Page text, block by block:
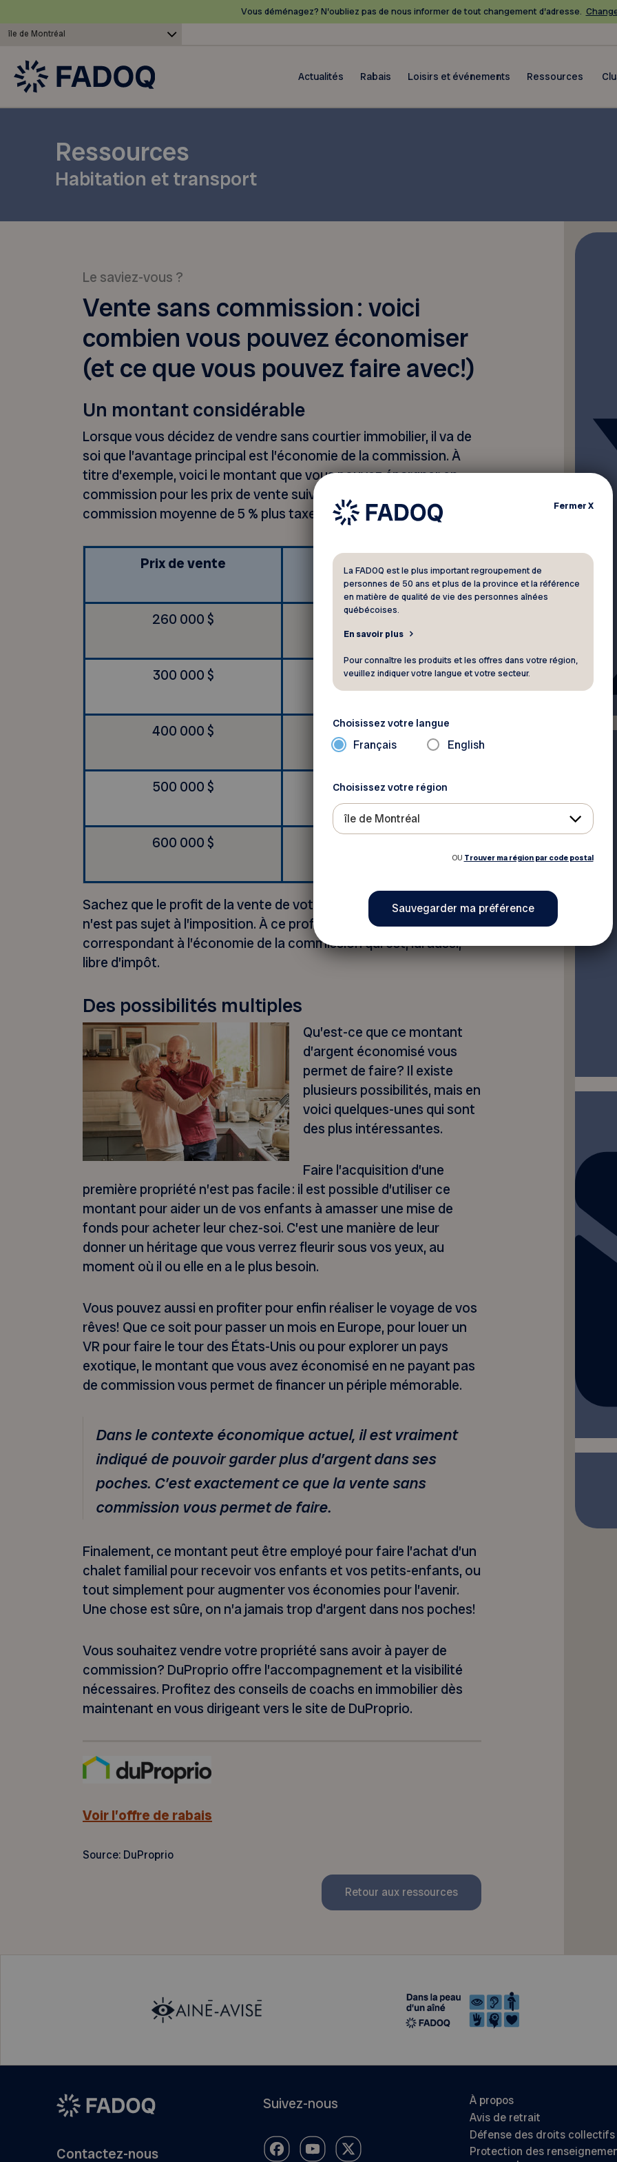
Vous déménagez? N’oubliez pas de nous informer de tout changement d’adresse.
île de Montréal
Actualités Rabais Loisirs et événements Ressources
Ressources
Habitation et transport
Le saviez-vous ?
Vente sans commission : voici
combien vous pouvez économiser
(et ce que vous pouvez faire avec!)
Un montant considérable
Lorsque vous décidez de vendre sans courtier immobilier, il va de
soi que l’avantage principal est l’économie de la commission. À
titre d’exemple, voici le montant que vous pouvez épargner en
commission pour les prix de vente suivants, si l’on se base sur une
commission moyenne de 5 % plus taxes :
Prix de vente Montant économisé
260 000 $
300 000 $ 17 500 $
400 000 $ 23 000 $
500 000 $ 29 000 $
600 000 $
Sachez que le profit de la vente de votre résidence principale
n’est pas sujet à l’imposition. À ce profit s’ajoute le montant
correspondant à l’économie de la commission qui est, lui aussi,
libre d’impôt.
Des possibilités multiples
Qu’est-ce que ce montant
d’argent économisé vous
permet de faire? Il existe
plusieurs possibilités, mais en
voici quelques-unes qui sont
des plus intéressantes.
Faire l’acquisition d’une
première propriété n’est pas facile : il est possible d’utiliser ce
montant pour aider un de vos enfants à amasser une mise de
fonds pour acheter leur chez-soi. C’est une manière de leur
donner un héritage que vous verrez fleurir sous vos yeux, au
moment où il ou elle en a le plus besoin.
Vous pouvez aussi en profiter pour enfin réaliser le voyage de vos
rêves! Que ce soit pour passer un mois en Europe, pour louer un
VR pour faire le tour des États-Unis ou pour explorer un pays
exotique, le montant que vous avez économisé en ne payant pas
de commission vous permet de financer un périple mémorable.
Dans le contexte économique actuel, il est vraiment
indiqué de pouvoir garder plus d’argent dans ses
poches. C’est exactement ce que la vente sans
commission vous permet de faire.
Finalement, ce montant peut être employé pour faire l’achat d’un
chalet familial pour recevoir vos enfants et vos petits-enfants, ou
tout simplement pour augmenter vos économies pour l’avenir.
Une chose est sûre, on n’a jamais trop d’argent dans nos poches!
Vous souhaitez vendre votre propriété sans avoir à payer de
commission? DuProprio offre l’accompagnement et la visibilité
nécessaires. Profitez des conseils de coachs en immobilier dès
maintenant en vous dirigeant vers le site de DuProprio.
Voir l’offre de rabais
Source: DuProprio
Retour aux ressources
Contactez-nous
Suivez-nous
À propos
Avis de retrait
Défense des droits collectifs
Protection des
FermerX
La FADOQ est le plus important regroupement de
personnes de 50 ans et plus de la province et la référence
en matière de qualité de vie des personnes aînées
québécoises.
En savoir plus
Pour connaître les produits et les offres dans votre région,
veuillez indiquer votre langue et votre secteur.
Choisissez votre langue
Français English
Choisissez votre région
île de Montréal
OU Trouver ma région par code postal